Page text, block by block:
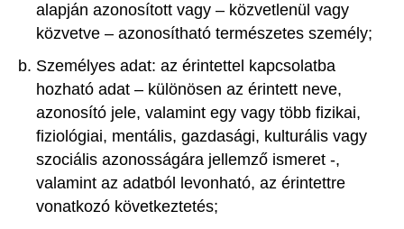
alapján azonosított vagy – közvetlenül vagy
közvetve – azonosítható természetes személy;
Személyes adat: az érintettel kapcsolatba
hozható adat – különösen az érintett neve,
azonosító jele, valamint egy vagy több fizikai,
fiziológiai, mentális, gazdasági, kulturális vagy
szociális azonosságára jellemző ismeret -,
valamint az adatból levonható, az érintettre
vonatkozó következtetés;